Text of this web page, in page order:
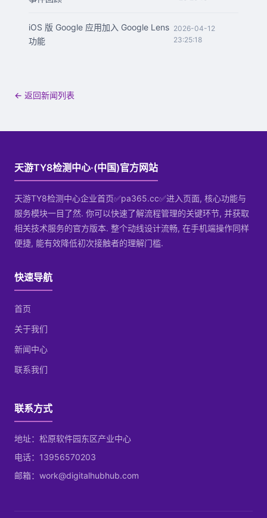
iOS 版 Google 应用加入 Google Lens
功能
2026-04-12
23:25:18
← 返回新闻列表
天游TY8检测中心·(中国)官方网站
天游TY8检测中心企业首页✅pa365.cc✅进入页面, 核心功能与
服务模块一目了然. 你可以快速了解流程管理的关键环节, 并获取
相关技术服务的官方版本. 整个动线设计流畅, 在手机端操作同样
便捷, 能有效降低初次接触者的理解门槛.
快速导航
首页
关于我们
新闻中心
联系我们
联系方式
地址：松原软件园东区产业中心
电话：13956570203
邮箱：work@digitalhubhub.com